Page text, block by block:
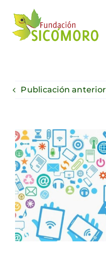
contenido
Publicación anterior
Ver
imagen
más
grande